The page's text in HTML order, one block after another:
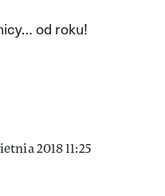
od roku!
2018 11:25